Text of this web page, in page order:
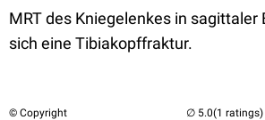
MRT des Kniegelenkes in sagittaler
sich eine Tibiakopffraktur.
© Copyright (1 ratings)